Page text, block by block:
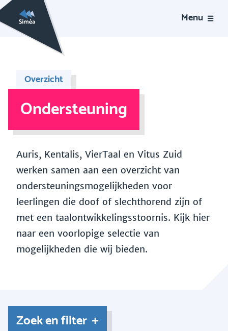
Menu
Overzicht
Ondersteuning
Auris, Kentalis, VierTaal en Vitus Zuid
werken samen aan een overzicht van
ondersteuningsmogelijkheden voor
leerlingen die doof of slechthorend zijn of
met een taalontwikkelingsstoornis. Kijk hier
naar een voorlopige selectie van
mogelijkheden die wij bieden.
Zoek en filter